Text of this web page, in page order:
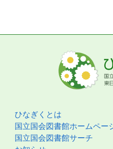
ひなぎくとは
国立国会図書館ホームペー
国立国会図書館サーチ